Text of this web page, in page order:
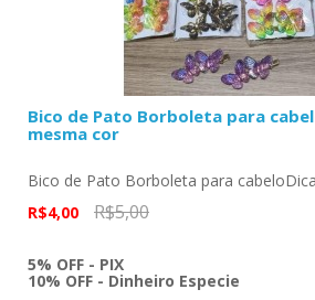
Bico de Pato Borboleta para
mesma cor
Bico de Pato Borboleta para
R$4,00
R$5,00
5% OFF - PIX
10% OFF - Dinheiro Especie